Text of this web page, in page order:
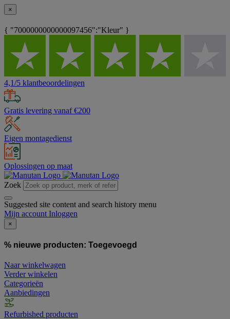
×
{ "7000000000000097456":"Kleur" }
4,1/5 klantbeoordelingen
Gratis levering vanaf €200
Eigen montagedienst
Oplossingen op maat
Zoek
Suggested site content and search history menu
Mijn account Inloggen
×
% nieuwe producten: Toegevoegd
Naar winkelwagen
Verder winkelen
Categorieën
Aanbiedingen
Refurbished producten